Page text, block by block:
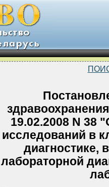
19.02.2008 N 38
исследований в
диагностике,
лабораторной